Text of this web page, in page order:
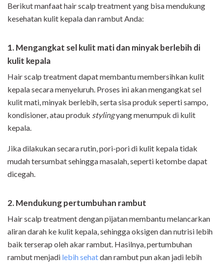
Berikut manfaat hair scalp treatment yang bisa mendukung
kesehatan kulit kepala dan rambut Anda:
1.Mengangkat sel kulit mati dan minyak berlebih di
kulit kepala
Hair scalp treatment dapat membantu membersihkan kulit
kepala secara menyeluruh. Proses ini akan mengangkat sel
kulit mati, minyak berlebih, serta sisa produk seperti sampo,
kondisioner, atau produk stylingyang menumpuk di kulit
kepala.
Jika dilakukan secara rutin, pori-pori di kulit kepala tidak
mudah tersumbat sehingga masalah, seperti ketombe dapat
dicegah.
2. Mendukung pertumbuhan rambut
Hair scalp treatment dengan pijatan membantu melancarkan
aliran darah ke kulit kepala, sehingga oksigen dan nutrisi lebih
baik terserap oleh akar rambut. Hasilnya, pertumbuhan
rambut menjadi lebih sehatdan rambut pun akan jadi lebih